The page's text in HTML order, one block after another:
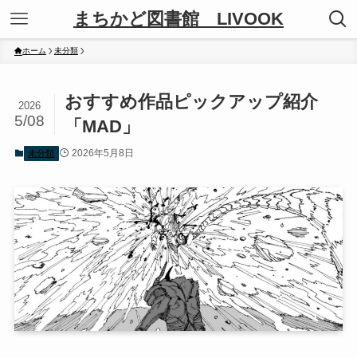
まちかど図書館 LIVOOK
ホーム 未分類
おすすめ作品ピックアップ紹介
「MAD」
2026
5/08
未分類 2026年5月8日